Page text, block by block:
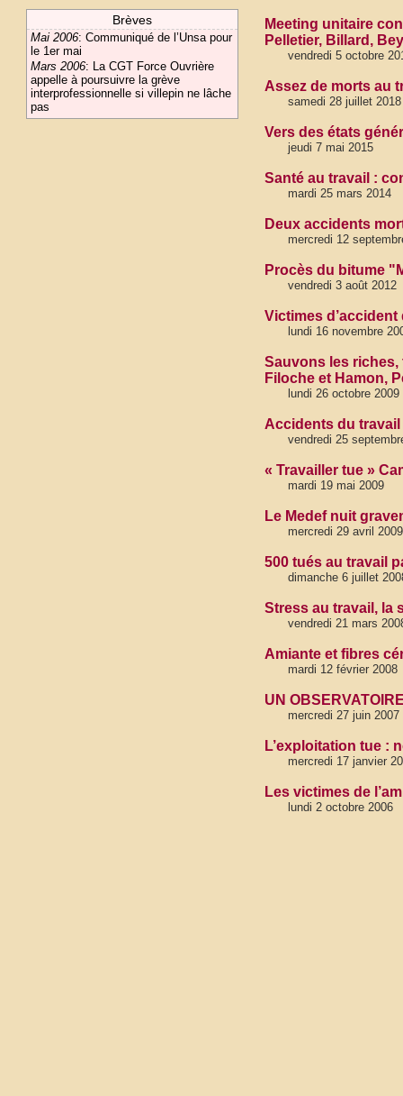
Brèves
Mai 2006:Communiqué de l’Unsa pour
le 1er mai
Mars 2006: La CGT Force Ouvrière
appelle à poursuivre la grève
interprofessionnelle si villepin ne lâche
pas
Meeting unitaire
Pelletier, Billard,
vendredi 5 octobre
Assez de morts au
samedi 28 juillet
Vers des états
jeudi 7 mai 2015
Santé au travail :
mardi 25 mars 2014
Deux accidents
mercredi 12
Procès du bitume
vendredi 3 août 2012
Victimes
lundi 16 novembre
Sauvons les
Filoche et Hamon,
lundi 26 octobre 2009
Accidents du
vendredi 25
« Travailler tue »
mardi 19 mai 2009
Le Medef nuit
mercredi 29 avril 2009
500 tués au travail
dimanche 6 juillet
Stress au travail, la
vendredi 21 mars
Amiante et fibres
mardi 12 février 2008
UN
mercredi 27 juin 2007
L’exploitation tue :
mercredi 17 janvier
Les victimes de
lundi 2 octobre 2006